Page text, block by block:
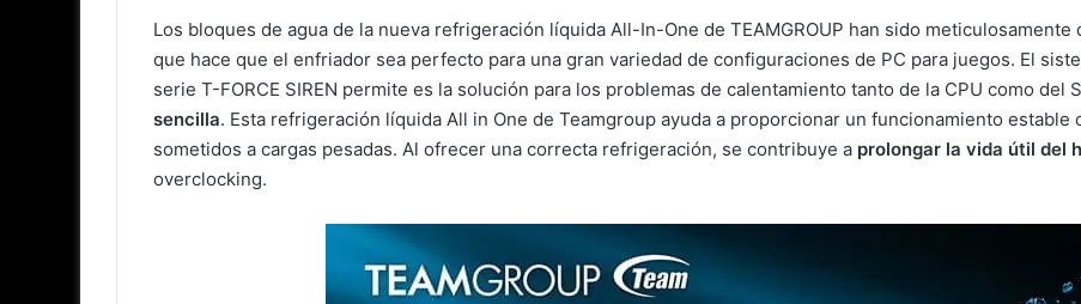
Los bloques de agua de la nueva refrigeración líquida All-In-One de TEAMGROUP han sido
que hace que el enfriador sea perfecto para una gran variedad de configuraciones de PC para juegos. El
serie T-FORCE SIREN permite es la solución para los problemas de calentamiento tanto de la CPU como del
sencilla. Esta refrigeración líquida All in One de Teamgroup ayuda a proporcionar un funcionamiento estable
sometidos a cargas pesadas. Al ofrecer una correcta refrigeración, se contribuye a prolongar la vida útil del
overclocking.